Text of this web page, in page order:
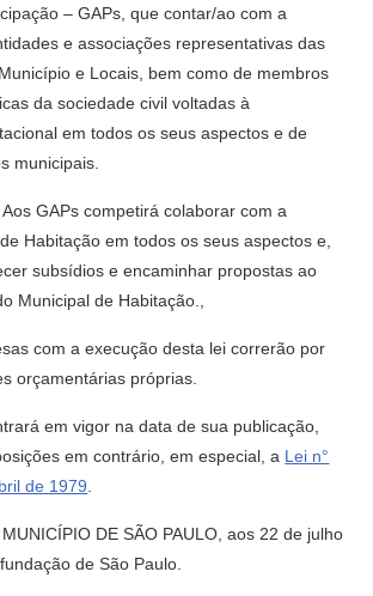
– GAPs, que contar/ao com a
e associações representativas das
e Locais, bem como de membros
da sociedade civil voltadas à
em todos os seus aspectos e de
municipais.
GAPs competirá colaborar com a
Habitação em todos os seus aspectos e,
subsídios e encaminhar propostas ao
Municipal de Habitação.,
com a execução desta lei correrão por
orçamentárias próprias.
em vigor na data de sua publicação,
em contrário, em especial, a Lei n°
de 1979
DE SÃO PAULO, aos 22 de julho
de São Paulo.